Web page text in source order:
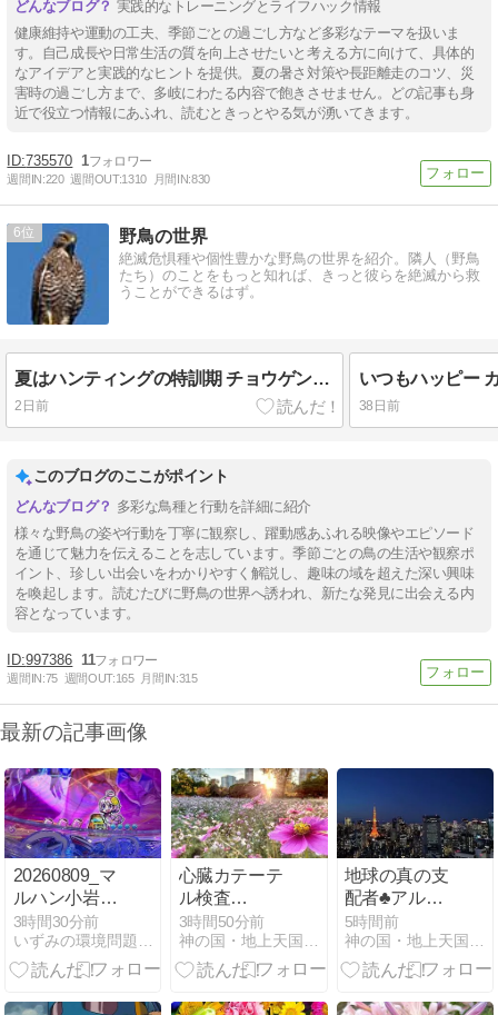
実践的なトレーニングとライフハック情報
健康維持や運動の工夫、季節ごとの過ごし方など多彩なテーマを扱いま
す。自己成長や日常生活の質を向上させたいと考える方に向けて、具体的
なアイデアと実践的なヒントを提供。夏の暑さ対策や長距離走のコツ、災
害時の過ごし方まで、多岐にわたる内容で飽きさせません。どの記事も身
近で役立つ情報にあふれ、読むときっとやる気が湧いてきます。
735570 1
週間IN:220 週間OUT:1310 月間IN:830
6 野鳥の世界
絶滅危惧種や個性豊かな野鳥の世界を紹介。隣人（野鳥
たち）のことをもっと知れば、きっと彼らを絶滅から救
うことができるはず。
夏はハンティングの特訓期 チョウゲンボウ
2日前
いつもハッピー
38日前
このブログのここがポイント
多彩な鳥種と行動を詳細に紹介
様々な野鳥の姿や行動を丁寧に観察し、躍動感あふれる映像やエピソード
を通じて魅力を伝えることを志しています。季節ごとの鳥の生活や観察ポ
イント、珍しい出会いをわかりやすく解説し、趣味の域を超えた深い興味
を喚起します。読むたびに野鳥の世界へ誘われ、新たな発見に出会える内
容となっています。
997386 11
週間IN:75 週間OUT:165 月間IN:315
最新の記事画像
20260809_マ
ルハン小岩‗
久しぶりに沖
海６
3時間30分前
心臓カテーテ
ル検査
♣Cardiac
Catheterization♥
医療通訳♣ 冠
3時間50分前
地球の真の支
配者♣アルコ
ン/キメラグル
ープとは？
5時間前